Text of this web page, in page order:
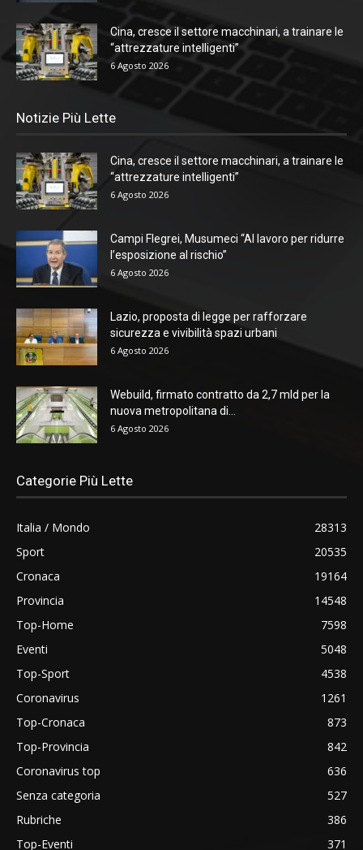
Cina, cresce il settore macchinari, a trainare le
“attrezzature intelligenti”
6 Agosto 2026
Notizie Più Lette
Cina, cresce il settore macchinari, a trainare le
“attrezzature intelligenti”
6 Agosto 2026
Campi Flegrei, Musumeci “Al lavoro per ridurre
l’esposizione al rischio”
6 Agosto 2026
Lazio, proposta di legge per rafforzare
sicurezza e vivibilità spazi urbani
6 Agosto 2026
Webuild, firmato contratto da 2,7 mld per la
nuova metropolitana di...
6 Agosto 2026
Categorie Più Lette
Italia / Mondo
28313
Sport
20535
Cronaca
19164
Provincia
14548
Top-Home
7598
Eventi
5048
Top-Sport
4538
Coronavirus
1261
Top-Cronaca
873
Top-Provincia
842
Coronavirus top
636
Senza categoria
527
Rubriche
386
Top-Eventi
371